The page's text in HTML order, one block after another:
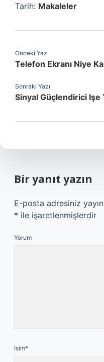
Tarih: Makaleler
Önceki Yazı
Telefon Ekranı Niye
Sonraki Yazı
Sinyal Güçlendirici Işe
Bir yanıt yazın
E-posta adresiniz
* ile işaretlenmişlerdir
Yorum
İsim*